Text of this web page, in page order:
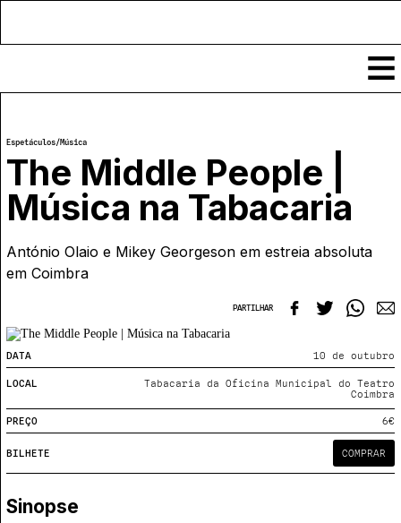
Notícias
Classificados
Ver todos
Agenda
Espetáculos
Exposições
Locais
Submeter Eventos
Crítica
Workshops
Formadores
Recursos
Links úteis
Publicações
Sobre
Estatuto Editorial
Ficha Técnica
Política de privacidade
Política de privacidade - App
— apoia o Coffeepaste e ajuda-nos a chegar mais longe. Mantém viva a cultura
Espetáculos/Música
The Middle People |
Música na Tabacaria
António Olaio e Mikey Georgeson em estreia absoluta
em Coimbra
PARTILHAR
DATA 10 de outubro
LOCAL
Tabacaria da Oficina Municipal do Teatro
Coimbra
PREÇO 6€
BILHETE COMPRAR
Sinopse